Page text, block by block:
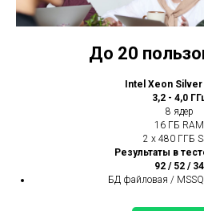
До 20
Intel Xeon Silver
3,2 - 4,0
8 ядер
16 ГБ RAM
2 x 480 ГГБ
Результаты в
92 / 52 / 34
БД файловая /